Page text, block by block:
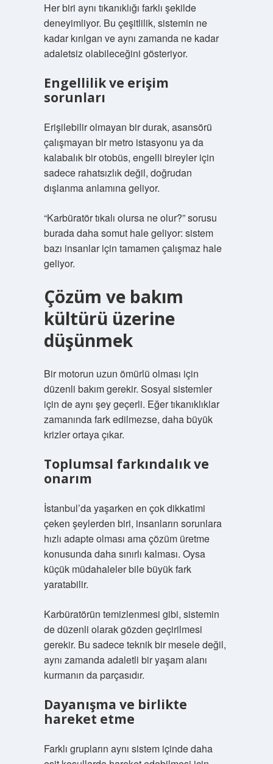
Her biri aynı tıkanıklığı farklı şekilde
deneyimliyor. Bu çeşitlilik, sistemin ne
kadar kırılgan ve aynı zamanda ne kadar
adaletsiz olabileceğini gösteriyor.
Engellilik ve erişim
sorunları
Erişilebilir olmayan bir durak, asansörü
çalışmayan bir metro istasyonu ya da
kalabalık bir otobüs, engelli bireyler için
sadece rahatsızlık değil, doğrudan
dışlanma anlamına geliyor.
“Karbüratör tıkalı olursa ne olur?” sorusu
burada daha somut hale geliyor: sistem
bazı insanlar için tamamen çalışmaz hale
geliyor.
Çözüm ve bakım
kültürü üzerine
düşünmek
Bir motorun uzun ömürlü olması için
düzenli bakım gerekir. Sosyal sistemler
için de aynı şey geçerli. Eğer tıkanıklıklar
zamanında fark edilmezse, daha büyük
krizler ortaya çıkar.
Toplumsal farkındalık ve
onarım
İstanbul’da yaşarken en çok dikkatimi
çeken şeylerden biri, insanların sorunlara
hızlı adapte olması ama çözüm üretme
konusunda daha sınırlı kalması. Oysa
küçük müdahaleler bile büyük fark
yaratabilir.
Karbüratörün temizlenmesi gibi, sistemin
de düzenli olarak gözden geçirilmesi
gerekir. Bu sadece teknik bir mesele değil,
aynı zamanda adaletli bir yaşam alanı
kurmanın da parçasıdır.
Dayanışma ve birlikte
hareket etme
Farklı grupların aynı sistem içinde daha